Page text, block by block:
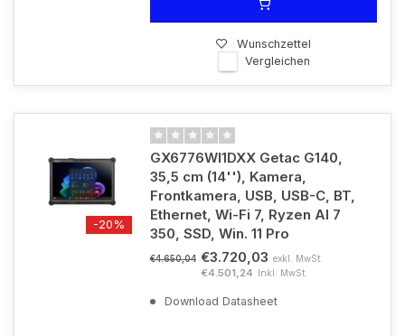
Wunschzettel
Vergleichen
-20%
GX6776WI1DXX Getac G140,
35,5 cm (14''), Kamera,
Frontkamera, USB, USB-C, BT,
Ethernet, Wi-Fi 7, Ryzen AI 7
350, SSD, Win. 11 Pro
€4.650,04 €3.720,03 exkl. MwSt.
€4.501,24 Inkl. MwSt.
Download Datasheet